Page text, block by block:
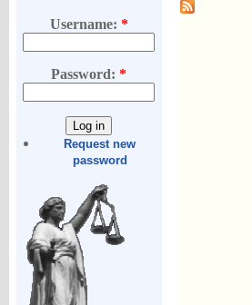
Username: *
Password:*
Request new
password